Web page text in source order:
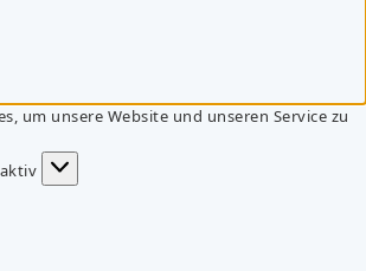
um unsere Website und unseren Service zu